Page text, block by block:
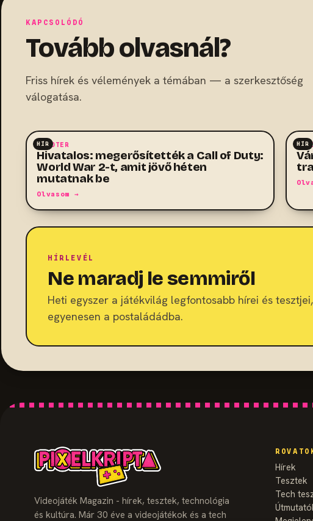
KAPCSOLÓDÓ
Tovább olvasnál?
Friss hírek és vélemények a témában — a szerkesztőség
válogatása.
HÍR
SHOOTER
Hivatalos: megerősítették a Call of Duty:
World War 2-t, amit jövő héten
mutatnak be
Olvasom →
HÍR
HÍRLEVÉL
Ne maradj le semmiről
Heti egyszer a játékvilág legfontosabb hírei és tesztjei,
egyenesen a postaládádba.
Videojáték Magazin - hírek, tesztek, technológia
és kultúra. Már 30 éve a videojátékok és a tech
Hírek
Tesztek
Tech